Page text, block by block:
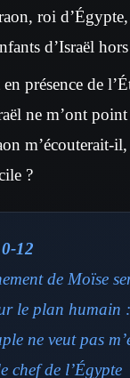
roi
d’Israël
présence de
ne m’ont
m’écouterait-
?
12
de Moïse
le plan humain
ne veut pas
chef de l’Égypte